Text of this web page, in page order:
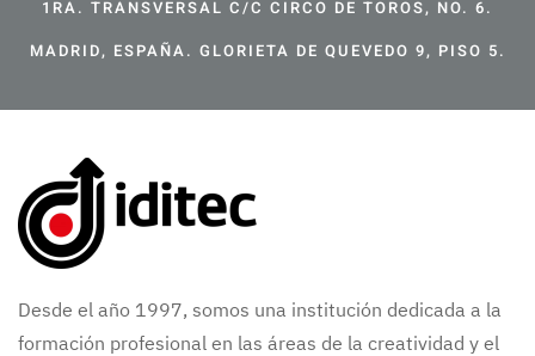
1RA. TRANSVERSAL C/C CIRCO DE TOROS, NO. 6.
MADRID, ESPAÑA. GLORIETA DE QUEVEDO 9, PISO 5.
Desde el año 1997, somos una institución dedicada a la
formación profesional en las áreas de la creatividad y el